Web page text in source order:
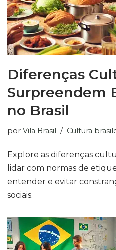
Diferenças
Surpreendem
no Brasil
por Vila Brasil Cultura
Explore as diferenças
lidar com normas de
entender e evitar
sociais.